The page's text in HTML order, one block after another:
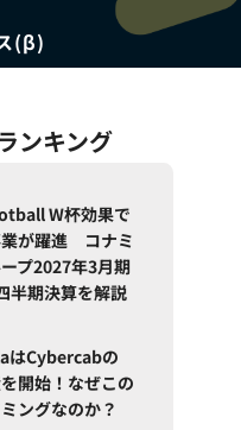
(β)
ンキング
W杯効果で
が躍進 コナミ
プ2027年3月期
半期決算を解説
はCybercabの
開始！なぜこの
ングなのか？